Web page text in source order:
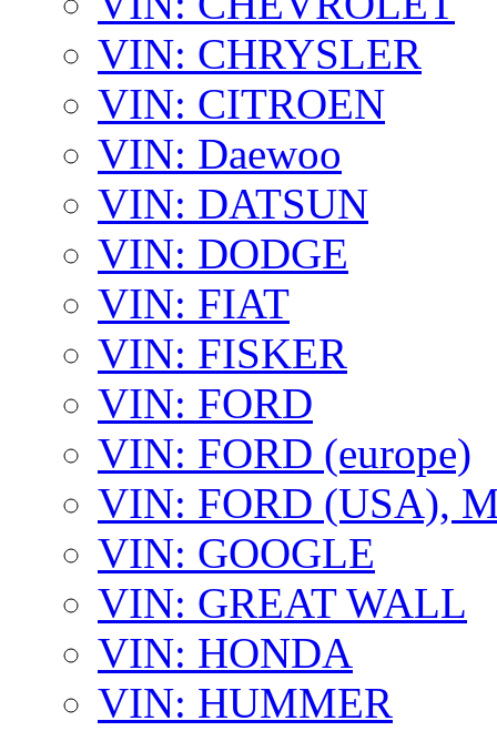
VIN: CHRYSLER
VIN: CITROEN
VIN: Daewoo
VIN: DATSUN
VIN: DODGE
VIN: FIAT
VIN: FISKER
VIN: FORD
VIN: FORD (europe)
VIN: FORD (USA),
VIN: GOOGLE
VIN: GREAT WALL
VIN: HONDA
VIN: HUMMER